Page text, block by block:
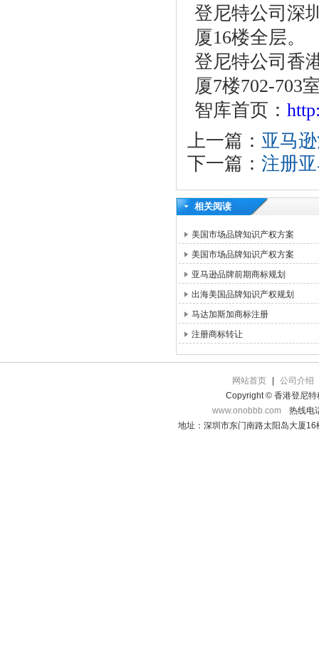
登尼特公司深
厦16楼全层。
登尼特公司香
厦7楼702-703
智库首页：
上一篇： 亚马
下一篇： 注册
相关阅读
美国市场品牌知识产权方案
美国市场品牌知识产权方案
亚马逊品牌前期商标规划
出海美国品牌知识产权规划
马达加斯加商标注册
注册商标转让
网站首页
公司介绍
Copyright © 香港登尼特
www.onobbb.com
热线电
地址：深圳市东门南路太阳岛大厦